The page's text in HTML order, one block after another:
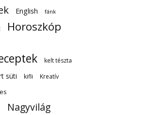
English fánk
Horoszkóp
kelt tészta
süti kifli
Kreatív
Nagyvilág